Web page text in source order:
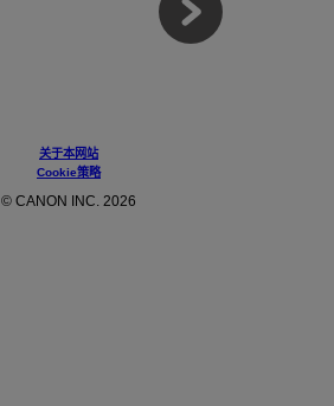
关于本网站
Cookie策略
© CANON INC. 2026